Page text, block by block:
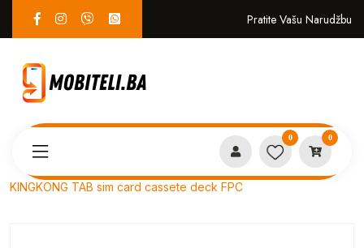
Pratite Vašu Narudžbu
0 0
KINGKONG TAB sim card cassete deck FPC